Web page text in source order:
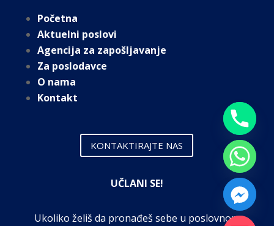
Početna
Aktuelni poslovi
Agencija za zapošljavanje
Za poslodavce
O nama
Kontakt
KONTAKTIRAJTE NAS
UČLANI SE!
Ukoliko želiš da pronađeš sebe u poslovnom